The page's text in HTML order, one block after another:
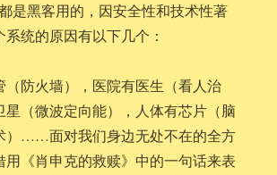
是黑客用的，因安全性和技术性著
统的原因有以下几个：
（防火墙），医院有医生（看人治
星（微波定向能），人体有芯片（脑
）……面对我们身边无处不在的全方
用《肖申克的救赎》中的一句话来表